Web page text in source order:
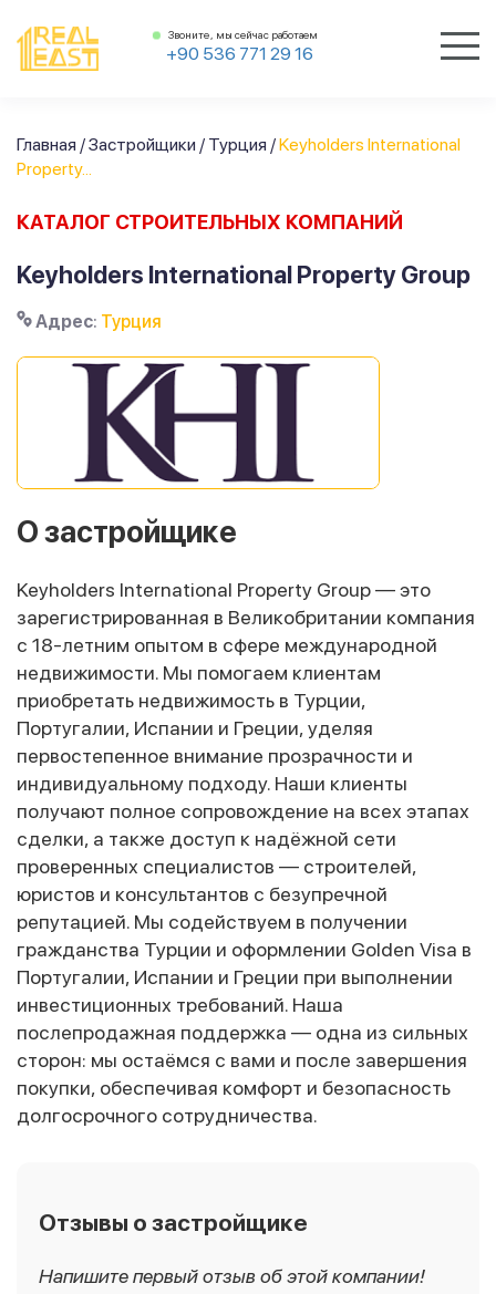
Звоните, мы сейчас работаем
+90 536 771 29 16
Главная /Застройщики / Турция /Keyholders International
Property...
КАТАЛОГ СТРОИТЕЛЬНЫХ КОМПАНИЙ
Keyholders International Property Group
Адрес: Турция
О застройщике
Keyholders International Property Group — это
зарегистрированная в Великобритании компания
с 18-летним опытом в сфере международной
недвижимости. Мы помогаем клиентам
приобретать недвижимость в Турции,
Португалии, Испании и Греции, уделяя
первостепенное внимание прозрачности и
индивидуальному подходу. Наши клиенты
получают полное сопровождение на всех этапах
сделки, а также доступ к надёжной сети
проверенных специалистов — строителей,
юристов и консультантов с безупречной
репутацией. Мы содействуем в получении
гражданства Турции и оформлении Golden Visa в
Португалии, Испании и Греции при выполнении
инвестиционных требований. Наша
послепродажная поддержка — одна из сильных
сторон: мы остаёмся с вами и после завершения
покупки, обеспечивая комфорт и безопасность
долгосрочного сотрудничества.
Отзывы о застройщике
Напишите первый отзыв об этой компании!